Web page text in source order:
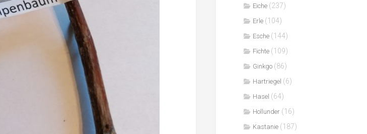
Eiche (237)
Erle (104)
Esche (144)
Fichte (109)
Ginkgo (86)
Hartriegel (6)
Hasel (64)
Hollunder (16)
Kastanie (187)